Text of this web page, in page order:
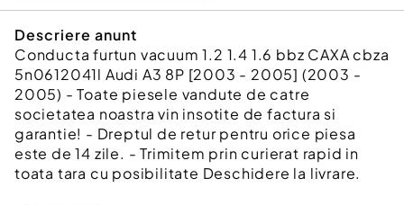
Descriere anunt
Conducta furtun vacuum 1.2 1.4 1.6 bbz CAXA cbza
5n0612041l Audi A3 8P [2003 - 2005] (2003 -
2005) - Toate piesele vandute de catre
societatea noastra vin insotite de factura si
garantie! - Dreptul de retur pentru orice piesa
este de 14 zile. - Trimitem prin curierat rapid in
toata tara cu posibilitate Deschidere la livrare.